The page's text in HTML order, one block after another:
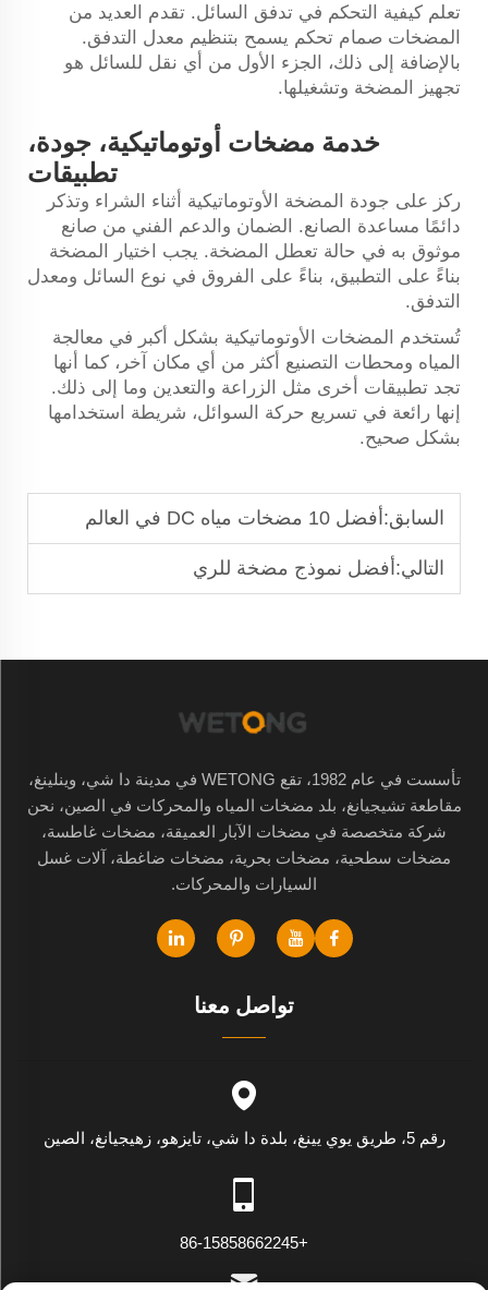
تعلم كيفية التحكم في تدفق السائل. تقدم العديد من
المضخات صمام تحكم يسمح بتنظيم معدل التدفق.
بالإضافة إلى ذلك، الجزء الأول من أي نقل للسائل هو
تجهيز المضخة وتشغيلها.
خدمة مضخات أوتوماتيكية، جودة،
تطبيقات
ركز على جودة المضخة الأوتوماتيكية أثناء الشراء وتذكر
دائمًا مساعدة الصانع. الضمان والدعم الفني من صانع
موثوق به في حالة تعطل المضخة. يجب اختيار المضخة
بناءً على التطبيق، بناءً على الفروق في نوع السائل ومعدل
التدفق.
تُستخدم المضخات الأوتوماتيكية بشكل أكبر في معالجة
المياه ومحطات التصنيع أكثر من أي مكان آخر، كما أنها
تجد تطبيقات أخرى مثل الزراعة والتعدين وما إلى ذلك.
إنها رائعة في تسريع حركة السوائل، شريطة استخدامها
بشكل صحيح.
السابق:أفضل 10 مضخات مياه DC في العالم
التالي:أفضل نموذج مضخة للري
تأسست في عام 1982، تقع WETONG في مدينة دا شي، وينلينغ،
مقاطعة تشيجيانغ، بلد مضخات المياه والمحركات في الصين، نحن
شركة متخصصة في مضخات الآبار العميقة، مضخات غاطسة،
مضخات سطحية، مضخات بحرية، مضخات ضاغطة، آلات غسل
السيارات والمحركات.
تواصل معنا
رقم 5، طريق يوي يينغ، بلدة دا شي، تايزهو، زهيجيانغ، الصين
+86-15858662245